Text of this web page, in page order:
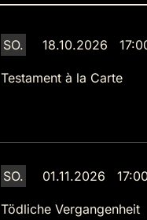
SO. 18.10.2026
Testament à la Carte
SO. 01.11.2026
Tödliche Vergangenheit